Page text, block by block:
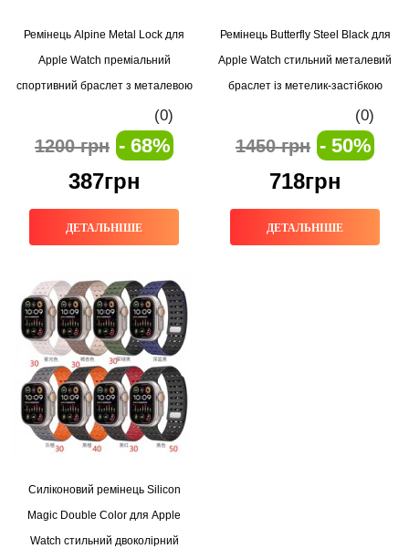
Ремінець Alpine Metal Lock для
Apple Watch преміальний
спортивний браслет з металевою
фіксацією, колір Orange(0)
1200 грн - 68%
387грн
ДЕТАЛЬНІШЕ
Ремінець Butterfly Steel Black для
Apple Watch стильний металевий
браслет із метелик-застібкою
(0)
1450 грн - 50%
718грн
ДЕТАЛЬНІШЕ
Силіконовий ремінець Silicon
Magic Double Color для Apple
Watch стильний двоколірний